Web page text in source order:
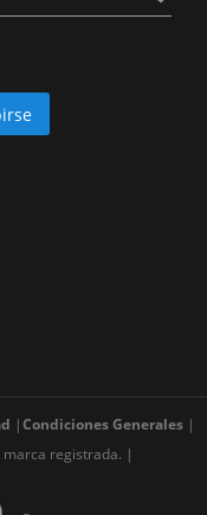
Condiciones Generales
registrada.